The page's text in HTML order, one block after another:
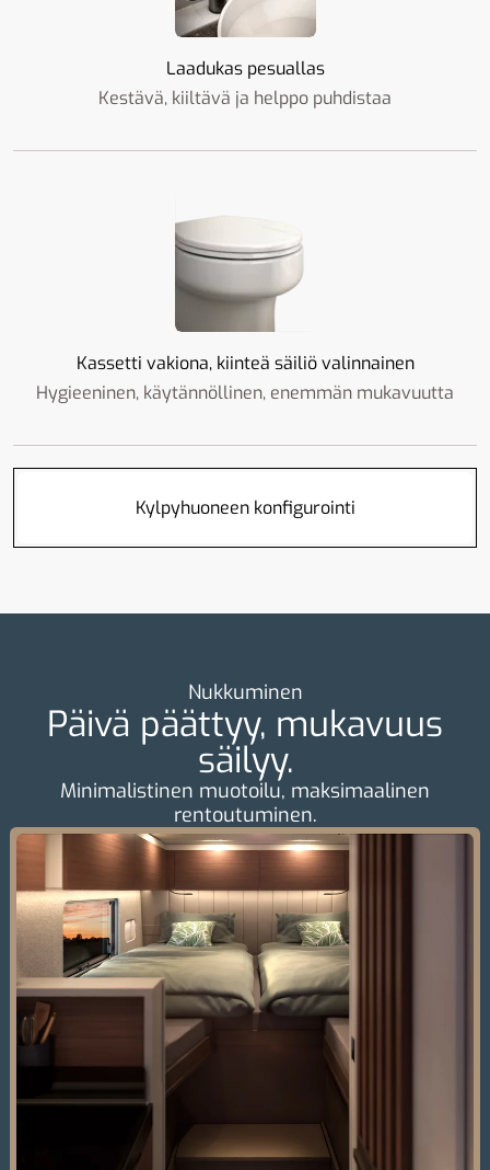
Laadukas pesuallas
Kestävä, kiiltävä ja helppo puhdistaa
Kassetti vakiona, kiinteä säiliö valinnainen
Hygieeninen, käytännöllinen, enemmän mukavuutta
Kylpyhuoneen konfigurointi
Nukkuminen
Päivä päättyy, mukavuus
säilyy.
Minimalistinen muotoilu, maksimaalinen
rentoutuminen.